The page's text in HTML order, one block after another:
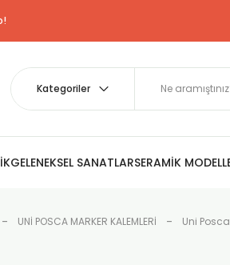
GELENEKSEL SANATLARSERAMİK
UNİ POSCA MARKER KALEMLERİ Uni